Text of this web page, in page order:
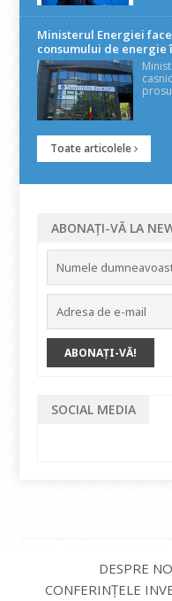
Ministerul Energiei
consumului de energie
Toate articolele
ABONAȚI-VĂ LA
SOCIAL MEDIA
DESPRE
CONFERINȚELE